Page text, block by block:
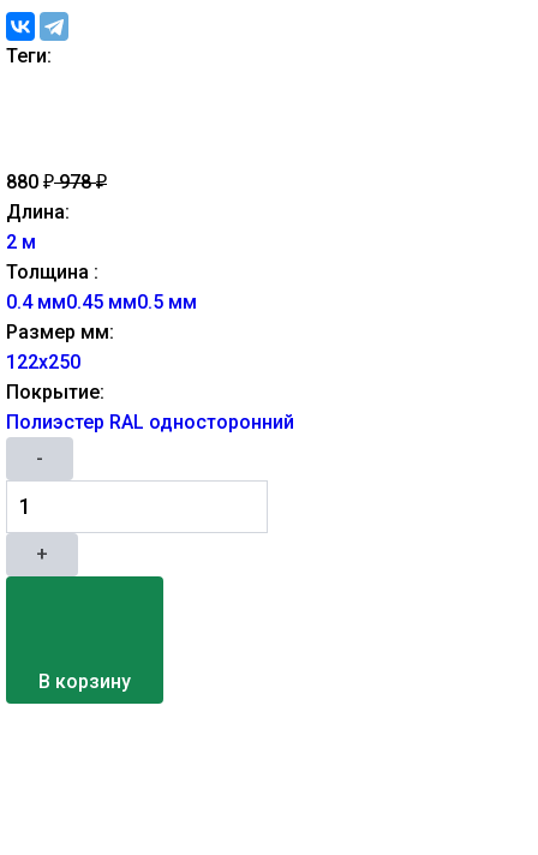
Теги:
880 ₽978₽
Длина:
2 м
Толщина :
0.4 мм0.45 мм0.5 мм
Размер мм:
122х250
Покрытие:
Полиэстер RAL односторонний
-
+
В корзину